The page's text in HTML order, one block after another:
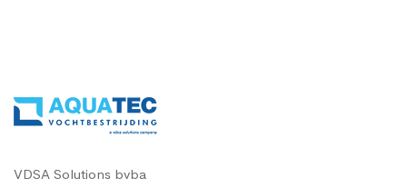
VDSA Solutions bvba